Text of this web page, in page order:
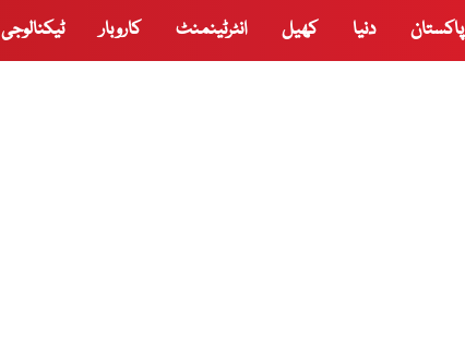
پاکستان دنیا کھیل انٹرٹینمنٹ کاروبار ٹیکنالوجی